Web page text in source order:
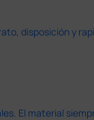
disposición y
El material